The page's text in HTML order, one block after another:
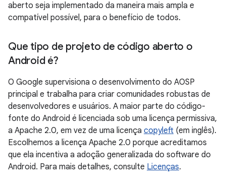
aberto seja implementado da maneira mais ampla e
compatível possível, para o benefício de todos.
Que tipo de projeto de código aberto o
Android é?
O Google supervisiona o desenvolvimento do AOSP
principal e trabalha para criar comunidades robustas de
desenvolvedores e usuários. A maior parte do código-
fonte do Android é licenciada sob uma licença permissiva,
a Apache 2.0, em vez de uma licença copyleft (em inglês).
Escolhemos a licença Apache 2.0 porque acreditamos
que ela incentiva a adoção generalizada do software do
Android. Para mais detalhes, consulte Licenças.